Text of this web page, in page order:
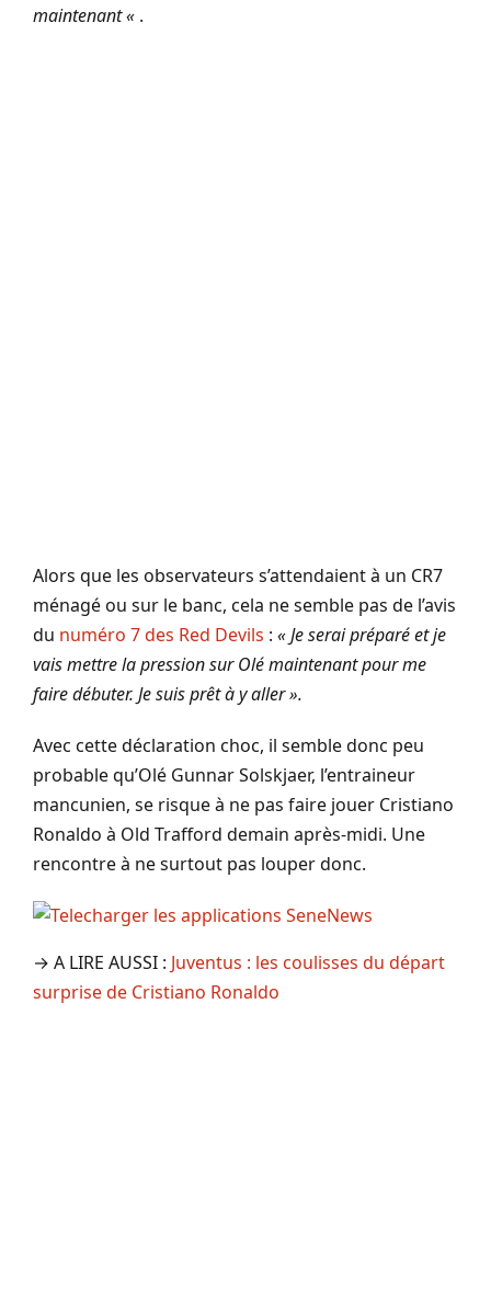
maintenant « .
Alors que les observateurs s’attendaient à un CR7
ménagé ou sur le banc, cela ne semble pas de l’avis
du numéro 7 des Red Devils : « Je serai préparé et je
vais mettre la pression sur Olé maintenant pour me
faire débuter. Je suis prêt à y aller ».
Avec cette déclaration choc, il semble donc peu
probable qu’Olé Gunnar Solskjaer, l’entraineur
mancunien, se risque à ne pas faire jouer Cristiano
Ronaldo à Old Trafford demain après-midi. Une
rencontre à ne surtout pas louper donc.
→ A LIRE AUSSI : Juventus : les coulisses du départ
surprise de Cristiano Ronaldo